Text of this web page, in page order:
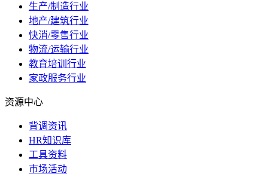
生产/制造行业
地产/建筑行业
快消/零售行业
物流/运输行业
教育培训行业
家政服务行业
资源中心
背调资讯
HR知识库
工具资料
市场活动